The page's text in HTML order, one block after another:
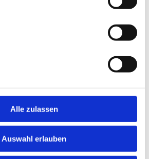
Alle zulassen
Auswahl erlauben
Premium
an der Lahn
tollen Team mit einladender